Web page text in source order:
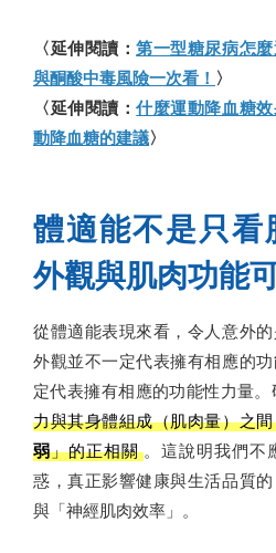
〈延伸閱讀：第一型糖尿病怎
與酮酸中毒風險一次看！ 〉
〈延伸閱讀：什麼運動降血糖
動降血糖的建議〉
體適能不是只看
外觀與肌肉功能
從體適能表現來看，令人意外
外觀並不一定代表擁有相應的
定代表擁有相應的功能性力量。
力與其身體組成（肌肉量）之
弱」的正相關。這說明我們不
惑，真正影響健康與生活品質的
與「神經肌肉效率」。